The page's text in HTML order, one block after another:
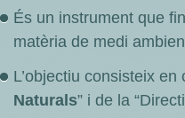
És un instrument que
matèria de medi
L’objectiu consisteix
Naturals” i de la